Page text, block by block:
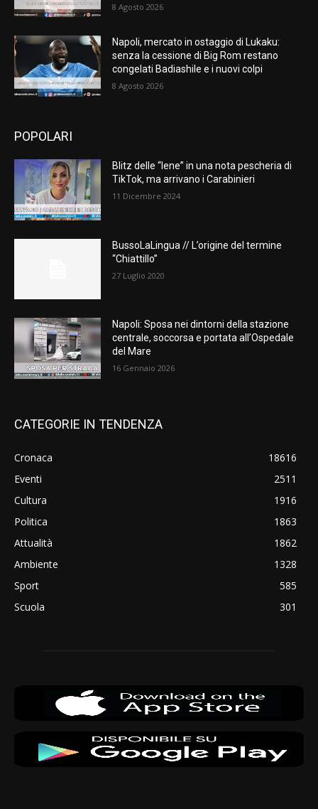
8 Agosto 2026
Napoli, mercato in ostaggio di Lukaku:
senza la cessione di Big Rom restano
congelati Badiashile e i nuovi colpi
8 Agosto 2026
POPOLARI
Blitz delle “Iene” in una nota pescheria di
TikTok, ma arrivano i Carabinieri
11 Dicembre 2024
BussoLaLingua // L’origine del termine
“Chiattillo”
27 Luglio 2020
Napoli: Sposa nei dintorni della stazione
centrale, soccorsa e portata all’Ospedale
del Mare
16 Gennaio 2026
CATEGORIE IN TENDENZA
Cronaca
18616
Eventi
2511
Cultura
1916
Politica
1863
Attualità
1862
Ambiente
1328
Sport
585
Scuola
301